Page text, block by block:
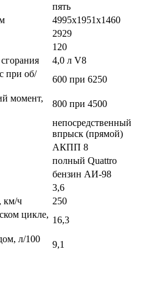
пять
4995х1951х1460
2929
120
4,0 л V8
при об/
600 при 6250
момент,
800 при 4500
непосредственный
впрыск (прямой)
АКПП 8
полный Quattro
бензин АИ-98
3,6
км/ч
250
цикле,
16,3
л/100
9,1